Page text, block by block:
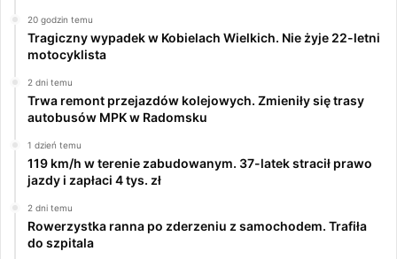
20 godzin temu
Tragiczny wypadek w Kobielach Wielkich. Nie żyje 22-letni
motocyklista
2 dni temu
Trwa remont przejazdów kolejowych. Zmieniły się trasy
autobusów MPK w Radomsku
1 dzień temu
119 km/h w terenie zabudowanym. 37-latek stracił prawo
jazdy i zapłaci 4 tys. zł
2 dni temu
Rowerzystka ranna po zderzeniu z samochodem. Trafiła
do szpitala